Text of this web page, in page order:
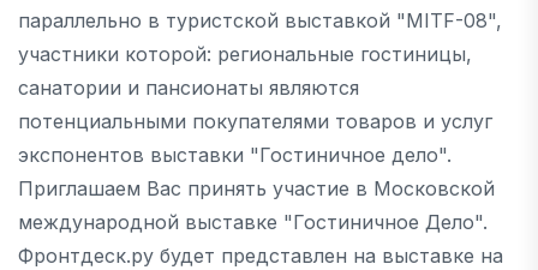
параллельно в туристской выставкой "MITF-08",
участники которой: региональные гостиницы,
санатории и пансионаты являются
потенциальными покупателями товаров и услуг
экспонентов выставки "Гостиничное дело".
Приглашаем Вас принять участие в Московской
международной выставке "Гостиничное Дело".
Фронтдеск.ру будет представлен на выставке на